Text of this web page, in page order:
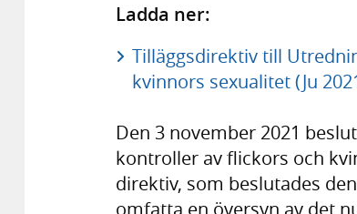
Ladda ner:
Tilläggsdirektiv till
kvinnors sexualitet (Ju
Den 3 november 2021
kontroller av flickors och
direktiv, som beslutades
omfatta en översyn av det